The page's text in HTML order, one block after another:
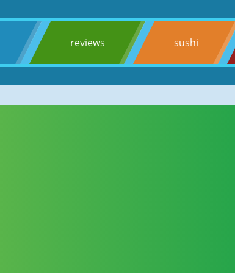
reviews sushi